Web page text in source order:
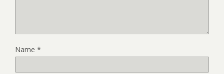
Name *